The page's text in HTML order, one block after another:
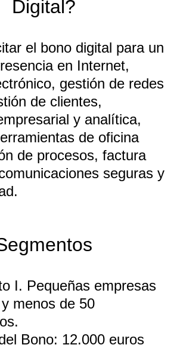
Digital?
el bono digital para un
en Internet,
gestión de redes
de clientes,
y analítica,
de oficina
de procesos, factura
seguras y
I. Pequeñas empresas
menos de 50
Bono: 12.000 euros